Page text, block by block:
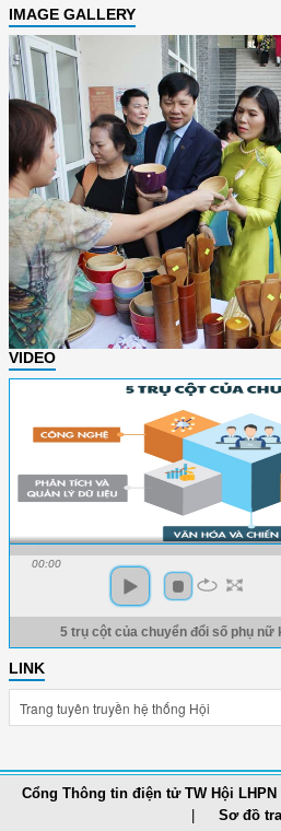
IMAGE GALLERY
VIDEO
00:00
5 trụ cột của chuyển đổi số phụ nữ
LINK
Cổng Thông tin điện tử TW Hội LHPN
Sơ đồ